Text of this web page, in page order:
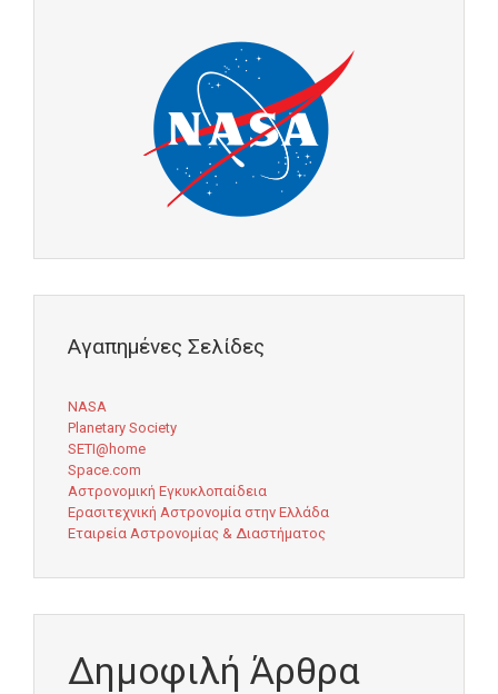
Αγαπημένες Σελίδες
NASA
Planetary Society
SETI@home
Space.com
Αστρονομική Εγκυκλοπαίδεια
Ερασιτεχνική Αστρονομία στην Ελλάδα
Εταιρεία Αστρονομίας & Διαστήματος
Δημοφιλή Άρθρα